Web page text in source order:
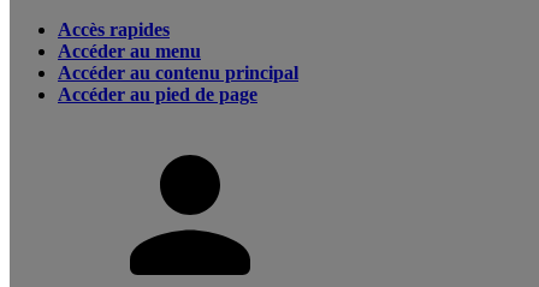
Accès rapides
Accéder au menu
Accéder au contenu principal
Accéder au pied de page